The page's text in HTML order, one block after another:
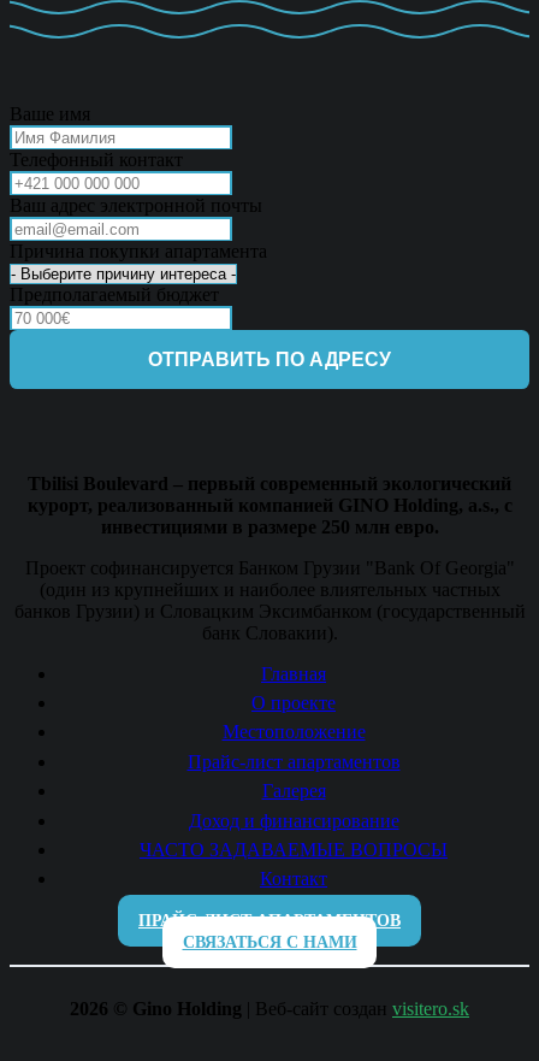
Ваше имя
Телефонный контакт
Ваш адрес электронной почты
Причина покупки апартамента
Предполагаемый бюджет
ОТПРАВИТЬ ПО АДРЕСУ
Tbilisi Boulevard – первый современный экологический
курорт, реализованный компанией GINO Holding, a.s., с
инвестициями в размере 250 млн евро.
Проект софинансируется Банком Грузии "Bank Of Georgia"
(один из крупнейших и наиболее влиятельных частных
банков Грузии) и Словацким Эксимбанком (государственный
банк Словакии).
Главная
О проекте
Местоположение
Прайс-лист апартаментов
Галерея
Доход и финансирование
ЧАСТО ЗАДАВАЕМЫЕ ВОПРОСЫ
Контакт
ПРАЙС-ЛИСТ АПАРТАМЕНТОВ
СВЯЗАТЬСЯ С НАМИ
2026 © Gino Holding | Веб-сайт создан visitero.sk